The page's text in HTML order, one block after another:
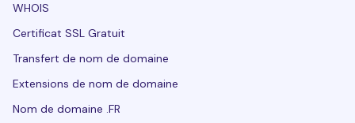
WHOIS
Certificat SSL Gratuit
Transfert de nom de domaine
Extensions de nom de domaine
Nom de domaine .FR